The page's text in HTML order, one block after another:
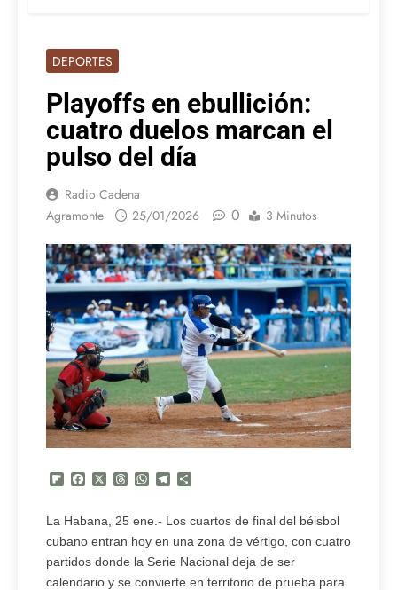
DEPORTES
Playoffs en ebullición:
cuatro duelos marcan el
pulso del día
Radio Cadena
Agramonte
25/01/2026 0 3 Minutos
Flipboard
FacebookThreadsWhatsApp
Telegram
La Habana, 25 ene.- Los cuartos de final del béisbol
cubano entran hoy en una zona de vértigo, con cuatro
partidos donde la Serie Nacional deja de ser
calendario y se convierte en territorio de prueba para